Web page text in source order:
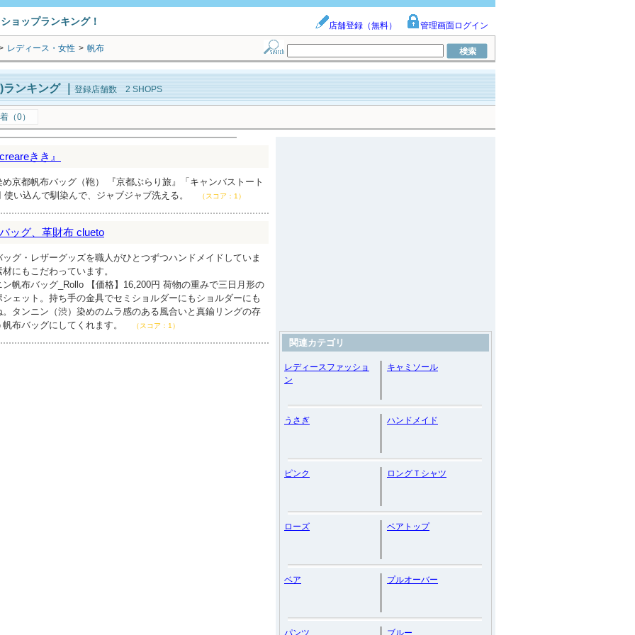
ョップランキング！ 店舗登録（無料） 管理画面ログイン
レディース・女性 > 帆布
ンキング｜ 登録店舗数 2 SHOPS
（0）
きき』
め京都帆布バッグ（鞄） 『京都ぶらり旅』「キャンバストート
使い込んで馴染んで、ジャブジャブ洗える。
（スコア：1）
ッグ、革財布 clueto
グ・レザーグッズを職人がひとつずつハンドメイドしていま
にもこだわっています。
ン帆布バッグ_Rollo 【価格】16,200円 荷物の重みで三日月形の
ェット。持ち手の金具でセミショルダーにもショルダーにも
タンニン（渋）染めのムラ感のある風合いと真鍮リングの存
布バッグにしてくれます。
（スコア：1）
関連カテゴリ
レディースファッショ
ン
キャミソール
うさぎ ハンドメイド
ピンク ロングＴシャツ
ローズ ベアトップ
ベア プルオーバー
パンツ ブルー